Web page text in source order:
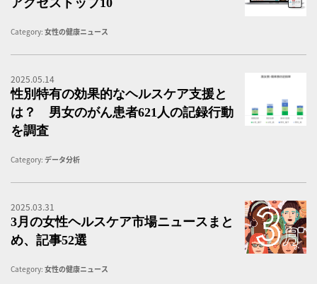
アクセストップ10
Category: 女性の健康ニュース
2025.05.14
性別特有の効果的なヘルスケア支援と
は？ 男女のがん患者621人の記録行動
を調査
Category: データ分析
2025.03.31
3月の女性ヘルスケア市場ニュースまと
め、記事52選
Category: 女性の健康ニュース